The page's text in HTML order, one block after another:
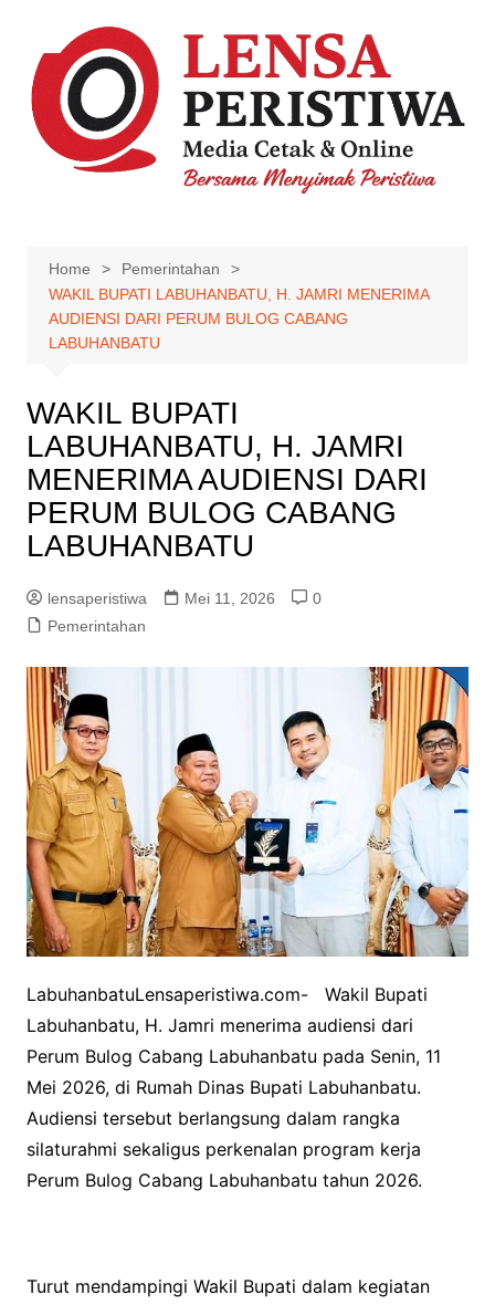
content
Home
Pemerintahan
WAKIL BUPATI LABUHANBATU, H. JAMRI MENERIMA
AUDIENSI DARI PERUM BULOG CABANG
LABUHANBATU
WAKIL BUPATI
LABUHANBATU, H. JAMRI
MENERIMA AUDIENSI DARI
PERUM BULOG CABANG
LABUHANBATU
lensaperistiwa Mei 11, 2026
0
Pemerintahan
LabuhanbatuLensaperistiwa.com- Wakil Bupati
Labuhanbatu, H. Jamri menerima audiensi dari
Perum Bulog Cabang Labuhanbatu pada Senin, 11
Mei 2026, di Rumah Dinas Bupati Labuhanbatu.
Audiensi tersebut berlangsung dalam rangka
silaturahmi sekaligus perkenalan program kerja
Perum Bulog Cabang Labuhanbatu tahun 2026.
Turut mendampingi Wakil Bupati dalam kegiatan